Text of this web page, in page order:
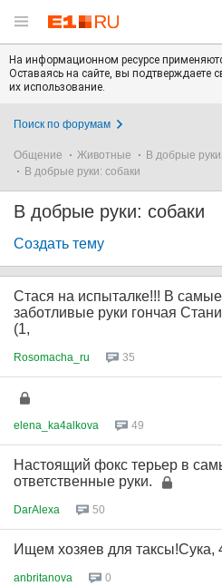
На информационном ресурсе
Оставаясь на сайте, вы подтверждаете
их использование.
Поиск по форумам
Общение Животные
В добрые
В добрые руки: собаки
В добрые руки: собаки
Создать тему
Стася на испыталке!!! В самые
заботливые руки гончая
(1,
Rosomacha_ru 35
elena_ka4alkova 49
Настоящий фокс терьер в
ответственные руки.
DarAlexa 50
Ищем хозяев для таксы!Сука,
anbritanova 0